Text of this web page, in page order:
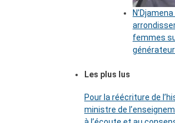
femmes
Les plus lus
Pour la réécriture de
ministre de